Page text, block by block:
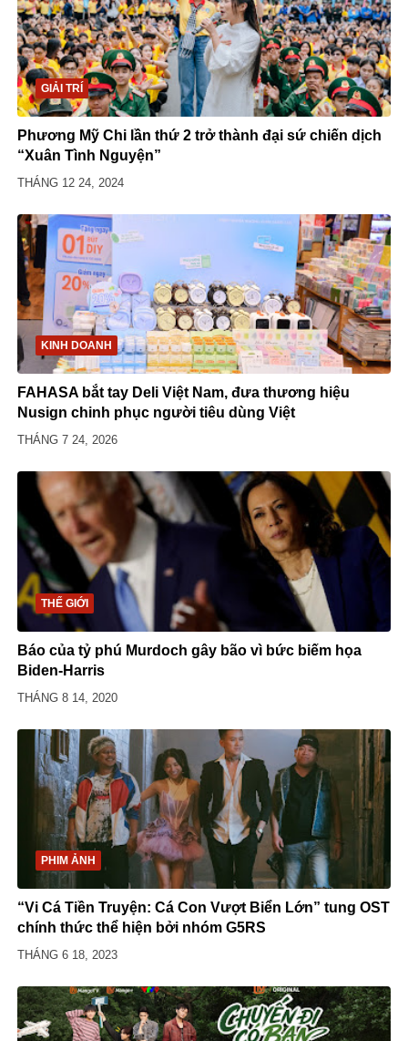
GIẢI TRÍ
Phương Mỹ Chi lần thứ 2 trở thành đại sứ chiến dịch
“Xuân Tình Nguyện”
THÁNG 12 24, 2024
KINH DOANH
FAHASA bắt tay Deli Việt Nam, đưa thương hiệu
Nusign chinh phục người tiêu dùng Việt
THÁNG 7 24, 2026
THẾ GIỚI
Báo của tỷ phú Murdoch gây bão vì bức biếm họa
Biden-Harris
THÁNG 8 14, 2020
PHIM ẢNH
“Vi Cá Tiền Truyện: Cá Con Vượt Biển Lớn” tung OST
chính thức thể hiện bởi nhóm G5RS
THÁNG 6 18, 2023